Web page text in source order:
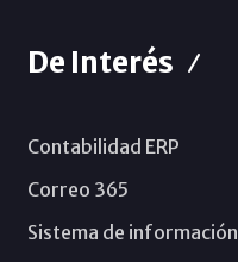
De Interés
Contabilidad ERP
Correo 365
Sistema de información